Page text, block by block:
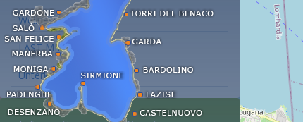
Wellness Hotel
LAST MINUTE
Unterkunft suchen...